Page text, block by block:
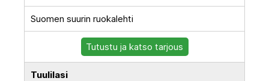
Suomen suurin ruokalehti
Tutustu ja katso tarjous
Tuulilasi